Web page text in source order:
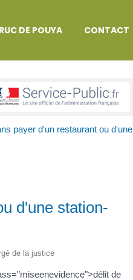
DE POUYA CONTACT
payer d'un restaurant ou d'une
d'une station-
de la justice
de